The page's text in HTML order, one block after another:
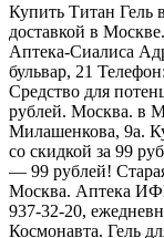
Купить Титан Гель
доставкой в
Аптека-Сиалиса
бульвар, 21
Средство для
рублей. Москва. в
Милашенкова, 9а.
со скидкой за 99
— 99 рублей!
Москва. Аптека
937-32-20,
Космонавта. Гель